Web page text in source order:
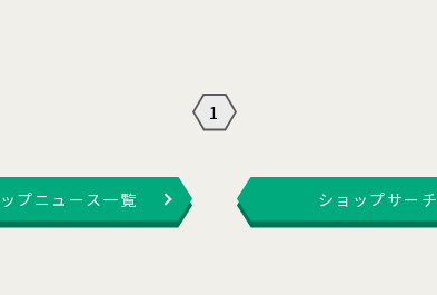
1
プニュース一覧 ショップサーチ